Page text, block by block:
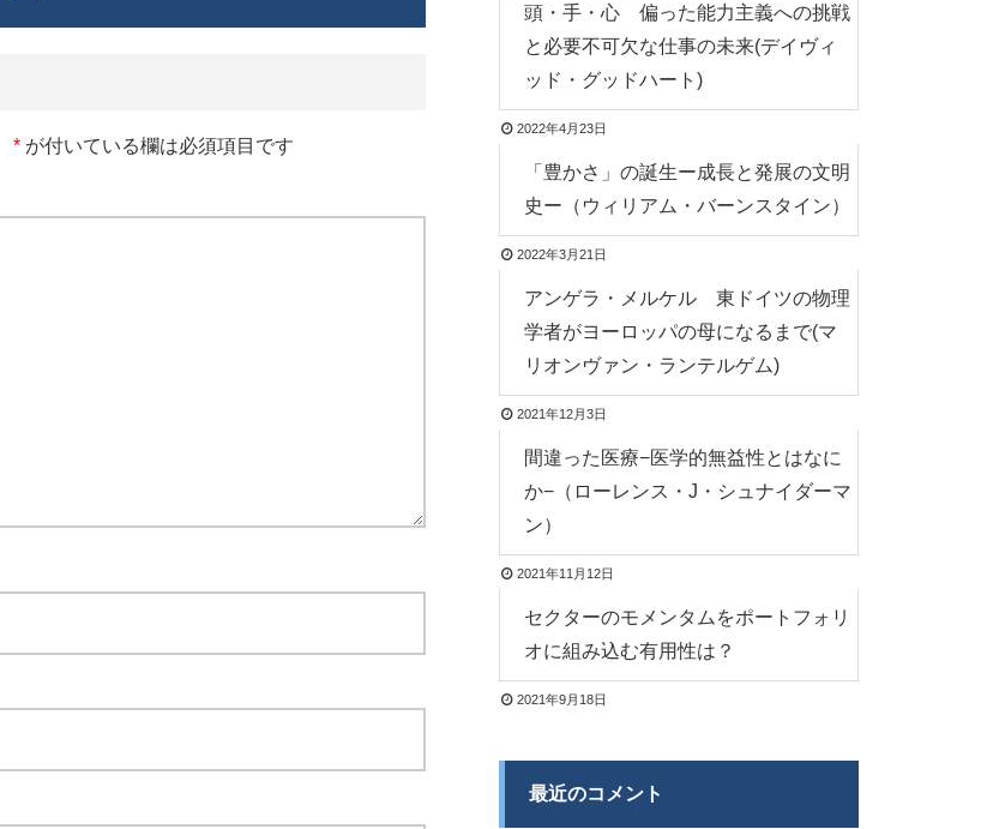
* が付いている欄は必須項目です
頭・手・心 偏った能力主義への挑戦
と必要不可欠な仕事の未来(デイヴィ
ッド・グッドハート)
2022年4月23日
「豊かさ」の誕生ー成長と発展の文明
史ー（ウィリアム・バーンスタイン）
2022年3月21日
アンゲラ・メルケル 東ドイツの物理
学者がヨーロッパの母になるまで(マ
リオンヴァン・ランテルゲム)
2021年12月3日
間違った医療−医学的無益性とはなに
か−（ローレンス・J・シュナイダーマ
ン）
2021年11月12日
セクターのモメンタムをポートフォリ
オに組み込む有用性は？
2021年9月18日
最近のコメント